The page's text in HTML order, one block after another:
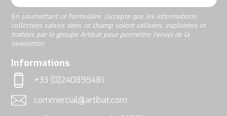
En soumettant ce formulaire, j’accepte que les informations
collectées saisies dans ce champ soient utilisées, exploitées et
traitées par le groupe Artibat pour permettre l’envoi de la
newsletter.
rgpd
dans
ce
champ
soient
exploitées
et
traitées
par
le
Informations
Téléphone
+33 (0)240895481
Adresse email
commercial@artibat.com